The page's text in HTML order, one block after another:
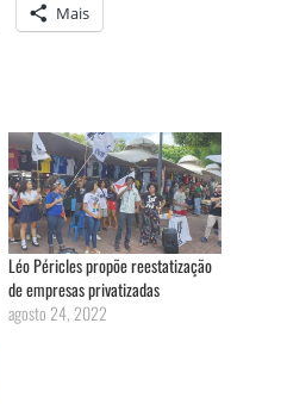
Mais
Léo Péricles propõe reestatização
de empresas privatizadas
agosto 24, 2022